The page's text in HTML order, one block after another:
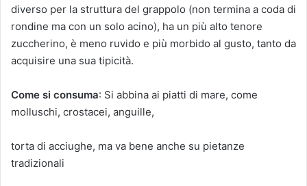
diverso per la struttura del grappolo (non termina a coda di
rondine ma con un solo acino), ha un più alto tenore
zuccherino, è meno ruvido e più morbido al gusto, tanto da
acquisire una sua tipicità.
Come si consuma: Si abbina ai piatti di mare, come
molluschi, crostacei, anguille,
torta di acciughe, ma va bene anche su pietanze
tradizionali